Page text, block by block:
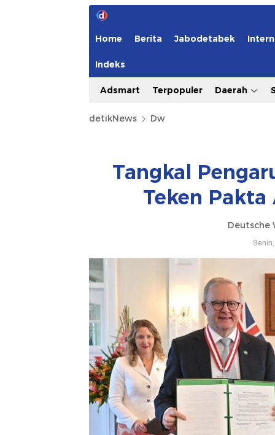
Home Berita Jabodetabek
Indeks
Adsmart Terpopuler Daerah
detikNews Dw
Tangkal
Teken
Deutsche